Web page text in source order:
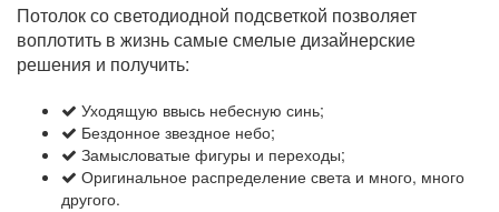
Потолок со светодиодной подсветкой позволяет
воплотить в жизнь самые смелые дизайнерские
решения и получить:
Уходящую ввысь небесную синь;
Бездонное звездное небо;
Замысловатые фигуры и переходы;
Оригинальное распределение света и много, много
другого.